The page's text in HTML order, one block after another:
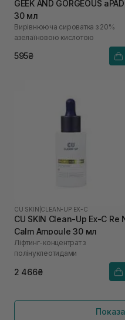
GEEK AND GORGEOUS aPAD
30 мл
Вирівнююча сироватка з 20%
азелаїновою кислотою
595₴
CU SKIN CLEAN-UP EX-C
CU SKIN Clean-Up Ex-C Re
Calm Ampoule 30 мл
Ліфтинг-концентрат з
полінуклеотидами
2 466₴